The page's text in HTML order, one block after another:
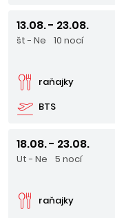
13.08. - 23.08.
št - Ne 10 nocí
BTS
raňajky
18.08. - 23.08.
Ut - Ne 5 nocí
raňajky